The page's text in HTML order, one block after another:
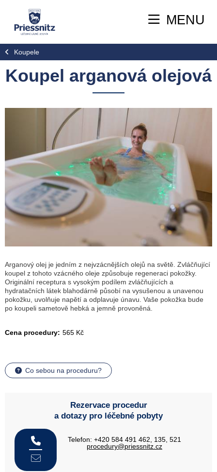
MENU
Koupele
Koupel arganová olejová
Arganový olej je jedním z nejvzácnějších olejů na světě. Zvláčňující
koupel z tohoto vzácného oleje způsobuje regeneraci pokožky.
Originální receptura s vysokým podílem zvláčňujících a
hydratačních látek blahodárně působí na vysušenou a unavenou
pokožku, uvolňuje napětí a odplavuje únavu. Vaše pokožka bude
po koupeli sametově hebká a jemně provoněná.
Cena procedury: 565 Kč
Co sebou na proceduru?
Rezervace procedur
a dotazy pro léčebné pobyty
Telefon: +420 584 491 462, 135, 521
procedury@priessnitz.cz